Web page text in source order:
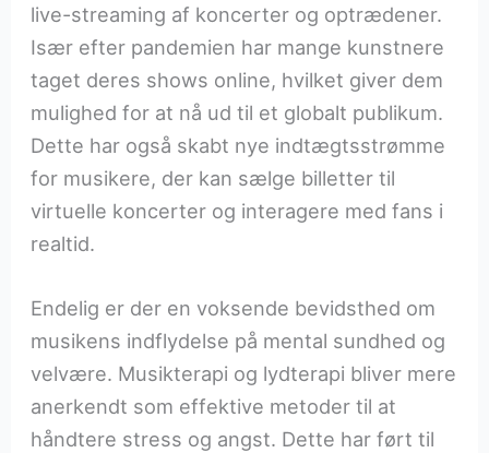
live-streaming af koncerter og optrædener.
Især efter pandemien har mange kunstnere
taget deres shows online, hvilket giver dem
mulighed for at nå ud til et globalt publikum.
Dette har også skabt nye indtægtsstrømme
for musikere, der kan sælge billetter til
virtuelle koncerter og interagere med fans i
realtid.
Endelig er der en voksende bevidsthed om
musikens indflydelse på mental sundhed og
velvære. Musikterapi og lydterapi bliver mere
anerkendt som effektive metoder til at
håndtere stress og angst. Dette har ført til